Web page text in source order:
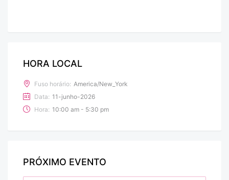
HORA LOCAL
Fuso horário: America/New_York
Data: 11-junho-2026
Hora: 10:00 am - 5:30 pm
PRÓXIMO EVENTO